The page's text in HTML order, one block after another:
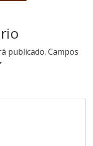
publicado. Campos